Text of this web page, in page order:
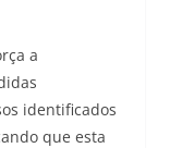
a
identificados
que esta